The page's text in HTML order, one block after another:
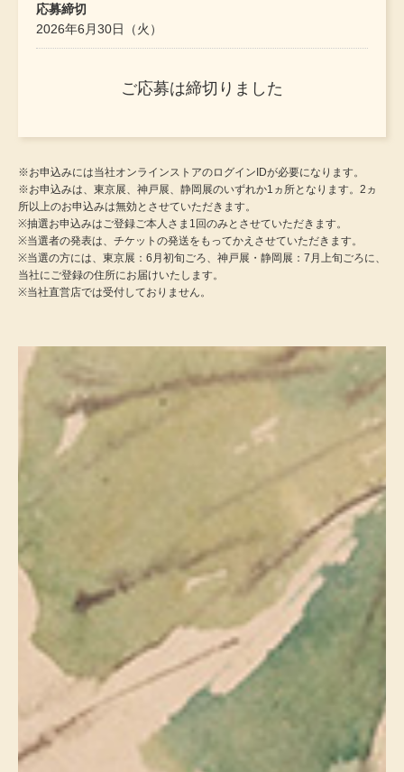
アクセサリー
Miss Kyouko／ミスキョウコ
ランド
ビー
レースアップ
スニーカー
財布／コイン
革小物
ポーチ
その他
ウオッチ／
ウオッチ
応募締切
2026年6月30日（火）
ご応募は締切りました
静岡県立美術館
会期
2026年10月10日（土）～12月6日（日）
応募締切
2026年6月30日（火）
サントリー美術館
会期
2026年4月22日（水）～6月21日（日）
応募締切
2026年5月20日（水）
※お申込みには当社オンラインストアのログインIDが必要になります。
※お申込みは、東京展、神戸展、静岡展のいずれか1ヵ所となります。2ヵ
所以上のお申込みは無効とさせていただきます。
※抽選お申込みはご登録ご本人さま1回のみとさせていただきます。
※当選者の発表は、チケットの発送をもってかえさせていただきます。
※当選の方には、東京展：6月初旬ごろ、神戸展・静岡展：7月上旬ごろに、
当社にご登録の住所にお届けいたします。
※当社直営店では受付しておりません。